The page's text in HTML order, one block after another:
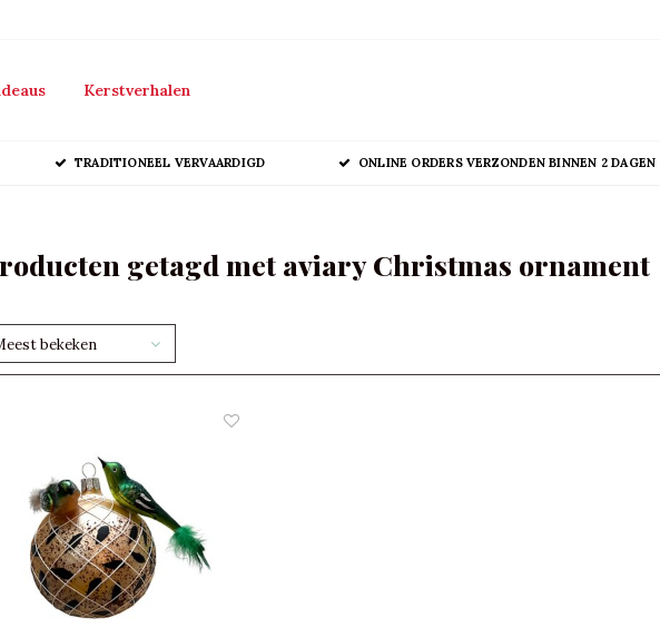
Kerstverhalen
TRADITIONEEL VERVAARDIGD ONLINE ORDERS VERZONDEN BINNEN 2 DAGEN
getagd met aviary Christmas ornament
bekeken